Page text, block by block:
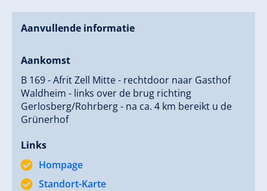
Aanvullende informatie
Aankomst
B 169 - Afrit Zell Mitte - rechtdoor naar Gasthof
Waldheim - links over de brug richting
Gerlosberg/Rohrberg - na ca. 4 km bereikt u de
Grünerhof
Links
Hompage
Standort-Karte